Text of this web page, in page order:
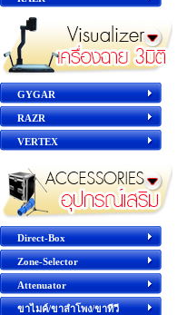
GYGAR
RAZR
VERTEX
Direct-Box
Zone-Selector
Attenuator
ขาไมค์/ขาลำโพง/ขาทีวี